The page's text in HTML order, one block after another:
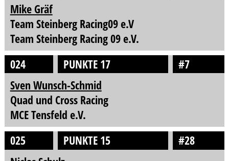
Mike Gräf
Team Steinberg Racing09 e.V
Team Steinberg Racing 09 e.V.
024
PUNKTE 17
#7
Sven Wunsch-Schmid
Quad und Cross Racing
MCE Tensfeld e.V.
025
PUNKTE 15
#28